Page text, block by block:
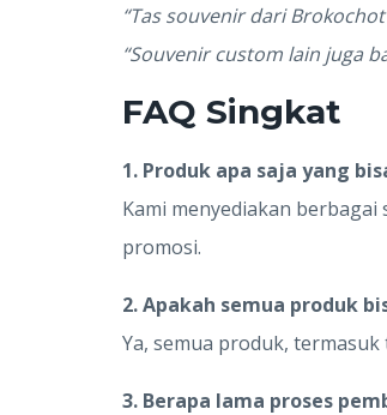
“Tas souvenir dari
“Souvenir custom lain juga
FAQ Singkat
1. Produk apa saja yang
Kami menyediakan
promosi.
2. Apakah semua produk
Ya, semua produk, termasuk
3. Berapa lama proses